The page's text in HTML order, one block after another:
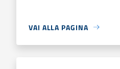
VAI ALLA PAGINA